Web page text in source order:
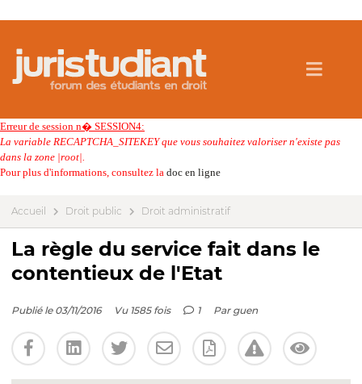
Erreur de session n� SESSION4:
La variable RECAPTCHA_SITEKEY que vous souhaitez valoriser n'existe pas
dans la zone |root|.
Pour plus d'informations, consultez la doc en ligne
Accueil Droit public Droit administratif
La règle du service fait dans le
contentieux de l'Etat
Publié le 03/11/2016 Vu 1585 fois 1 Par guen